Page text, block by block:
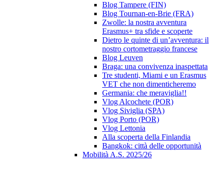
Blog Tampere (FIN)
Blog Tournan-en-Brie (FRA)
Zwolle: la nostra avventura
Erasmus+ tra sfide e scoperte
Dietro le quinte di un’avventura: il
nostro cortometraggio francese
Blog Leuven
Braga: una convivenza inaspettata
Tre studenti, Miami e un Erasmus
VET che non dimenticheremo
Germania: che meraviglia!!
Vlog Alcochete (POR)
Vlog Siviglia (SPA)
Vlog Porto (POR)
Vlog Lettonia
Alla scoperta della Finlandia
Bangkok: città delle opportunità
Mobilità A.S. 2025/26